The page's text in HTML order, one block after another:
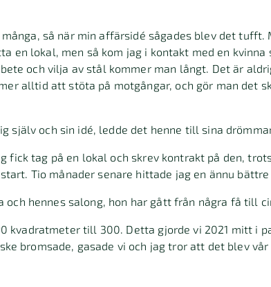
så när min affärsidé sågades blev det tufft.
en lokal, men så kom jag i kontakt med en
och vilja av stål kommer man långt. Det är
alltid att stöta på motgångar, och gör man det
själv och sin idé, ledde det henne till sina
fick tag på en lokal och skrev kontrakt på den,
Tio månader senare hittade jag en ännu
hennes salong, hon har gått från några få till
kvadratmeter till 300. Detta gjorde vi 2021 mitt i
bromsade, gasade vi och jag tror att det blev